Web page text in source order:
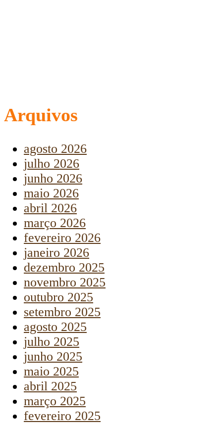
Arquivos
agosto 2026
julho 2026
junho 2026
maio 2026
abril 2026
março 2026
fevereiro 2026
janeiro 2026
dezembro 2025
novembro 2025
outubro 2025
setembro 2025
agosto 2025
julho 2025
junho 2025
maio 2025
abril 2025
março 2025
fevereiro 2025